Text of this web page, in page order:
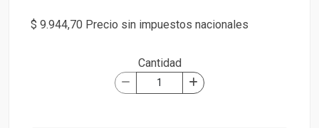
$ 9.944,70 Precio sin impuestos nacionales
Cantidad